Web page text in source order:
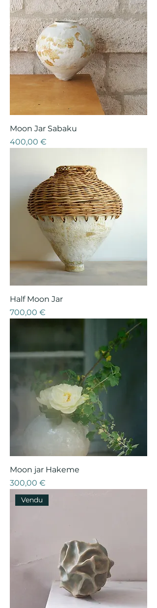
Moon Jar Sabaku
Prix
400,00 €
Half Moon Jar
Prix
700,00 €
Moon jar Hakeme
Prix
300,00 €
Vendu